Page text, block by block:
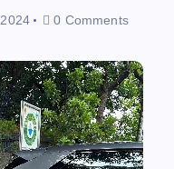
0 Comments